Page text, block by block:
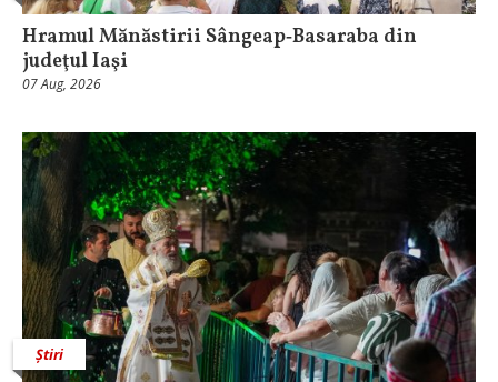
Hramul Mănăstirii Sângeap‑Basaraba din
judeţul Iaşi
07 Aug, 2026
Știri